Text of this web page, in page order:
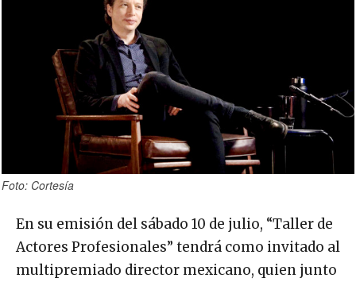
Foto: Cortesía
En su emisión del sábado 10 de julio, “Taller de
Actores Profesionales” tendrá como invitado al
multipremiado director mexicano, quien junto